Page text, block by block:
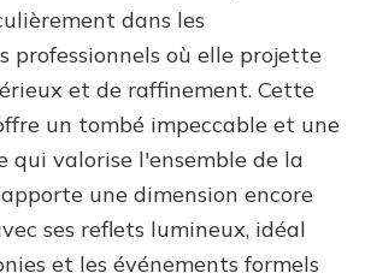
dans les
professionnels où elle projette
et de raffinement. Cette
un tombé impeccable et une
qui valorise l'ensemble de la
une dimension encore
ses reflets lumineux, idéal
et les événements formels